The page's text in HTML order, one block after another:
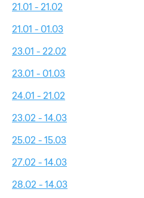
21.01 - 21.02
21.01 - 01.03
23.01 - 22.02
23.01 - 01.03
24.01 - 21.02
23.02 - 14.03
25.02 - 15.03
27.02 - 14.03
28.02 - 14.03